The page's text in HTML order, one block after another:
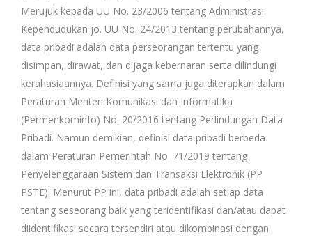
Merujuk kepada UU No. 23/2006 tentang Administrasi
Kependudukan jo. UU No. 24/2013 tentang perubahannya,
data pribadi adalah data perseorangan tertentu yang
disimpan, dirawat, dan dijaga kebernaran serta dilindungi
kerahasiaannya. Definisi yang sama juga diterapkan dalam
Peraturan Menteri Komunikasi dan Informatika
(Permenkominfo) No. 20/2016 tentang Perlindungan Data
Pribadi. Namun demikian, definisi data pribadi berbeda
dalam Peraturan Pemerintah No. 71/2019 tentang
Penyelenggaraan Sistem dan Transaksi Elektronik (PP
PSTE). Menurut PP ini, data pribadi adalah setiap data
tentang seseorang baik yang teridentifikasi dan/atau dapat
diidentifikasi secara tersendiri atau dikombinasi dengan